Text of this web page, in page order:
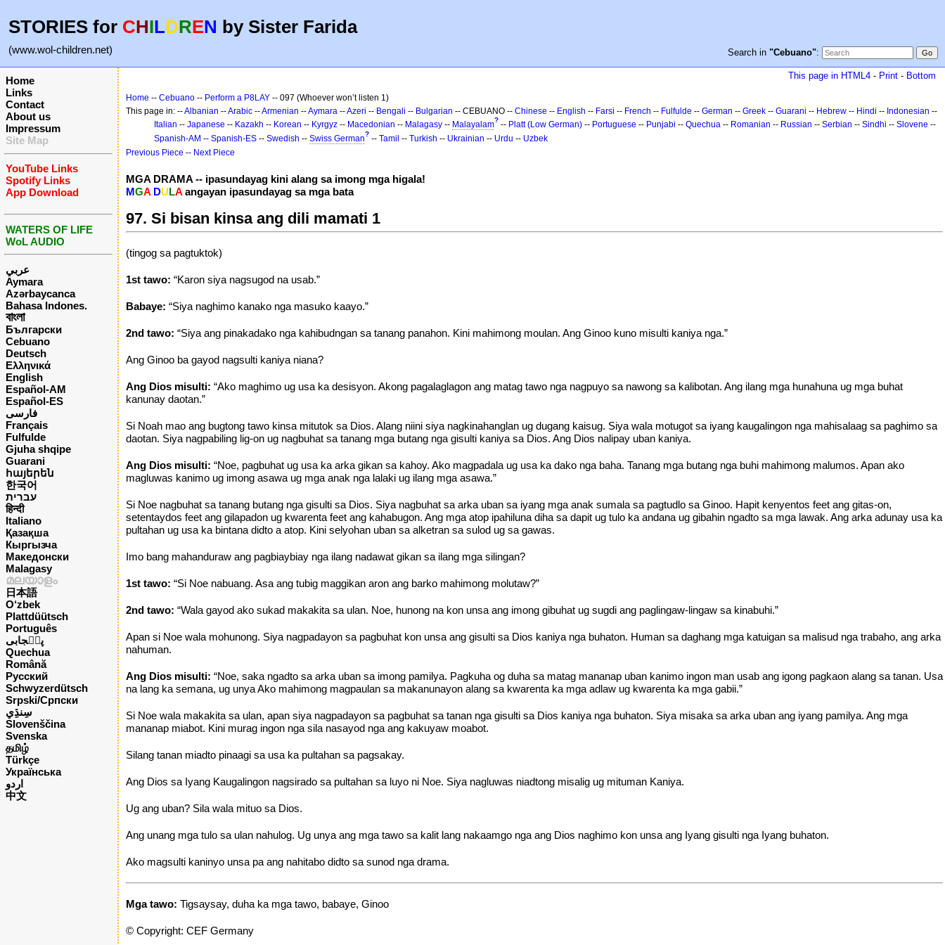
STORIES for CHILDREN by Sister Farida
(www.wol-children.net) Search in "Cebuano":
Home
Links
Contact
About us
Impressum
Site Map
YouTube Links
Spotify Links
App Download
WATERS OF LIFE
WoL AUDIO
عربي
Aymara
Azərbaycanca
Bahasa Indones.
বাংলা
Български
Cebuano
Deutsch
Ελληνικά
English
Español-AM
Español-ES
فارسی
Français
Fulfulde
Gjuha shqipe
Guarani
հայերեն
한국어
עברית
हिन्दी
Italiano
Қазақша
Кыргызча
Македонски
Malagasy
മലയാളം
日本語
O‘zbek
Plattdüütsch
Português
پن٘جابی
Quechua
Română
Русский
Schwyzerdütsch
Srpski/Српски
Slovenščina
Svenska
தமிழ்
Türkçe
Українська
اردو
中文
This page in HTML4 - Print - Bottom
Home -- Cebuano -- Perform a P8LAY -- 097 (Whoever won’t listen 1)
This page in: --Albanian --Arabic --Armenian --Aymara --Azeri -- Bengali -- Bulgarian -- CEBUANO -- Chinese -- English -- Farsi -- French -- Fulfulde -- German -- Greek -- Guarani -- Hebrew -- Hindi -- Indonesian --
Italian -- Japanese -- Kazakh -- Korean -- Kyrgyz -- Macedonian -- Malagasy -- Malayalam? -- Platt (Low German) -- Portuguese -- Punjabi -- Quechua -- Romanian -- Russian -- Serbian -- Sindhi -- Slovene --
Spanish-AM -- Spanish-ES -- Swedish -- Swiss German? -- Tamil -- Turkish -- Ukrainian -- Urdu -- Uzbek
Previous Piece -- Next Piece
MGA DRAMA -- ipasundayag kini alang sa imong mga higala!
MGA DULA angayan ipasundayag sa mga bata
97. Si bisan kinsa ang dili mamati 1
(tingog sa pagtuktok)
1st tawo: “Karon siya nagsugod na usab.”
Babaye: “Siya naghimo kanako nga masuko kaayo.”
2nd tawo: “Siya ang pinakadako nga kahibudngan sa tanang panahon. Kini mahimong moulan. Ang Ginoo kuno misulti kaniya nga.”
Ang Ginoo ba gayod nagsulti kaniya niana?
Ang Dios misulti: “Ako maghimo ug usa ka desisyon. Akong pagalaglagon ang matag tawo nga nagpuyo sa nawong sa kalibotan. Ang ilang mga hunahuna ug mga buhat
kanunay daotan.”
Si Noah mao ang bugtong tawo kinsa mitutok sa Dios. Alang niini siya nagkinahanglan ug dugang kaisug. Siya wala motugot sa iyang kaugalingon nga mahisalaag sa paghimo sa
daotan. Siya nagpabiling lig-on ug nagbuhat sa tanang mga butang nga gisulti kaniya sa Dios. Ang Dios nalipay uban kaniya.
Ang Dios misulti: “Noe, pagbuhat ug usa ka arka gikan sa kahoy. Ako magpadala ug usa ka dako nga baha. Tanang mga butang nga buhi mahimong malumos. Apan ako
magluwas kanimo ug imong asawa ug mga anak nga lalaki ug ilang mga asawa.”
Si Noe nagbuhat sa tanang butang nga gisulti sa Dios. Siya nagbuhat sa arka uban sa iyang mga anak sumala sa pagtudlo sa Ginoo. Hapit kenyentos feet ang gitas-on,
setentaydos feet ang gilapadon ug kwarenta feet ang kahabugon. Ang mga atop ipahiluna diha sa dapit ug tulo ka andana ug gibahin ngadto sa mga lawak. Ang arka adunay usa ka
pultahan ug usa ka bintana didto a atop. Kini selyohan uban sa alketran sa sulod ug sa gawas.
Imo bang mahanduraw ang pagbiaybiay nga ilang nadawat gikan sa ilang mga silingan?
1st tawo: “Si Noe nabuang. Asa ang tubig maggikan aron ang barko mahimong molutaw?”
2nd tawo: “Wala gayod ako sukad makakita sa ulan. Noe, hunong na kon unsa ang imong gibuhat ug sugdi ang paglingaw-lingaw sa kinabuhi.”
Apan si Noe wala mohunong. Siya nagpadayon sa pagbuhat kon unsa ang gisulti sa Dios kaniya nga buhaton. Human sa daghang mga katuigan sa malisud nga trabaho, ang arka
nahuman.
Ang Dios misulti: “Noe, saka ngadto sa arka uban sa imong pamilya. Pagkuha og duha sa matag mananap uban kanimo ingon man usab ang igong pagkaon alang sa tanan. Usa
na lang ka semana, ug unya Ako mahimong magpaulan sa makanunayon alang sa kwarenta ka mga adlaw ug kwarenta ka mga gabii.”
Si Noe wala makakita sa ulan, apan siya nagpadayon sa pagbuhat sa tanan nga gisulti sa Dios kaniya nga buhaton. Siya misaka sa arka uban ang iyang pamilya. Ang mga
mananap miabot. Kini murag ingon nga sila nasayod nga ang kakuyaw moabot.
Silang tanan miadto pinaagi sa usa ka pultahan sa pagsakay.
Ang Dios sa Iyang Kaugalingon nagsirado sa pultahan sa luyo ni Noe. Siya nagluwas niadtong misalig ug mituman Kaniya.
Ug ang uban? Sila wala mituo sa Dios.
Ang unang mga tulo sa ulan nahulog. Ug unya ang mga tawo sa kalit lang nakaamgo nga ang Dios naghimo kon unsa ang Iyang gisulti nga Iyang buhaton.
Ako magsulti kaninyo unsa pa ang nahitabo didto sa sunod nga drama.
Mga tawo: Tigsaysay, duha ka mga tawo, babaye, Ginoo
© Copyright: CEF Germany